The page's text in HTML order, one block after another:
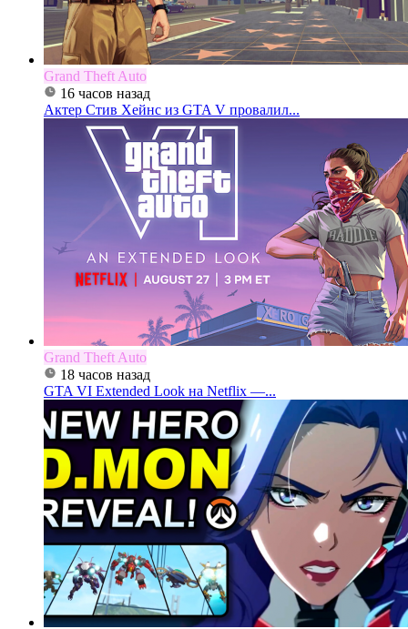
Grand Theft Auto
16 часов назад
Актер Стив Хейнс из GTA V провалил...
Grand Theft Auto
18 часов назад
GTA VI Extended Look на Netflix —...